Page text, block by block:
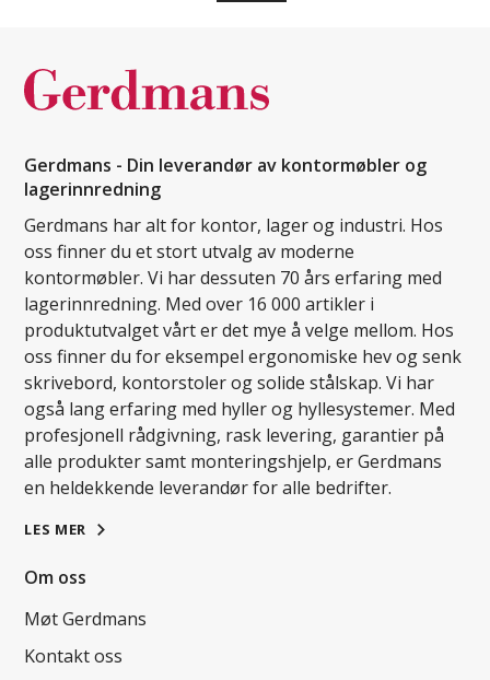
Gerdmans - Din leverandør av kontormøbler og
lagerinnredning
Gerdmans har alt for kontor, lager og industri. Hos
oss finner du et stort utvalg av moderne
kontormøbler. Vi har dessuten 70 års erfaring med
lagerinnredning. Med over 16 000 artikler i
produktutvalget vårt er det mye å velge mellom. Hos
oss finner du for eksempel ergonomiske hev og senk
skrivebord, kontorstoler og solide stålskap. Vi har
også lang erfaring med hyller og hyllesystemer. Med
profesjonell rådgivning, rask levering, garantier på
alle produkter samt monteringshjelp, er Gerdmans
en heldekkende leverandør for alle bedrifter.
LES MER
Om oss
Møt Gerdmans
Kontakt oss